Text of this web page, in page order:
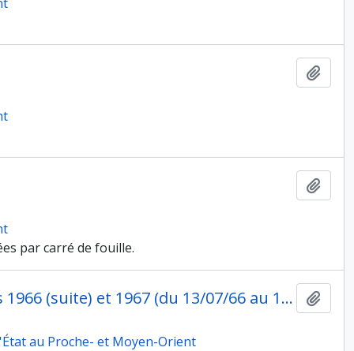
par carré de fouille.
Munhata, journaux graphiques 1966 (suite) et 1967 (du 13/07/66 au 18/07/66 et du 02/05/67 au 31/05/67)
au Proche- et Moyen-Orient